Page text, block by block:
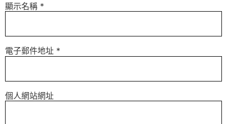
顯示名稱 *
電子郵件地址 *
個人網站網址